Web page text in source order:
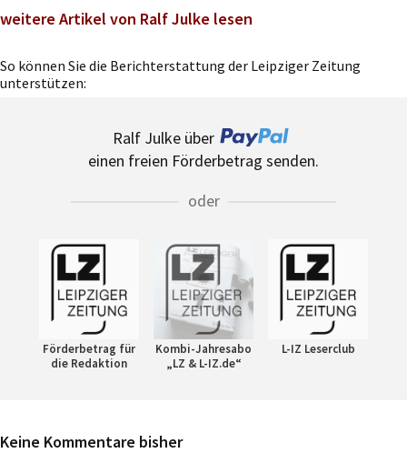
weitere Artikel von Ralf Julke lesen
So können Sie die Berichterstattung der Leipziger Zeitung
unterstützen:
Ralf Julke über
einen freien Förderbetrag senden.
oder
Förderbetrag für
die Redaktion
Kombi-Jahresabo
„LZ & L-IZ.de“
L-IZ Leserclub
Keine Kommentare bisher